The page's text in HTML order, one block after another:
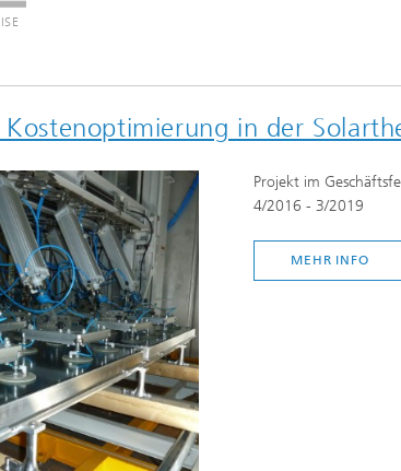
Kostenoptimierung in der
Projekt im
4/2016 - 3/2019
MEHR INFO